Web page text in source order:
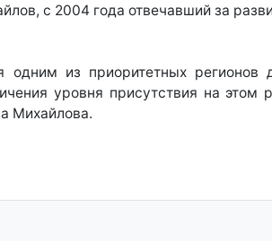
с 2004 года отвечавший за
из приоритетных регионов
уровня присутствия на
Михайлова.